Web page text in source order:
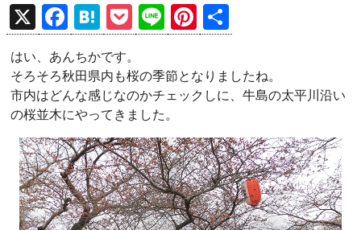
X
F
a
ce
b
o
o
k
H
at
e
n
a
P
o
ck
et
Li
n
e
Pi
nt
er
es
有
はい、あんちかです。
そろそろ秋田県内も桜の季節となりましたね。
市内はどんな感じなのかチェックしに、牛島の太平川沿い
の桜並木にやってきました。